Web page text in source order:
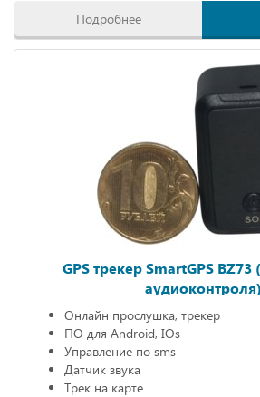
Подробнее
GPS трекер SmartGPS
аудиоконтроля)
Онлайн прослушка, трекер
ПО для Android, IOs
Управление по sms
Датчик звука
Трек на карте